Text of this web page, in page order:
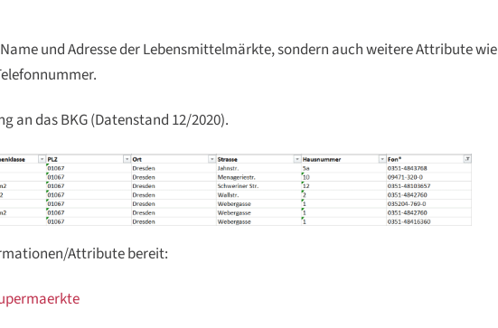
und Adresse der Lebensmittelmärkte, sondern auch weitere Attribute wie
an das BKG (Datenstand 12/2020).
Attribute bereit: